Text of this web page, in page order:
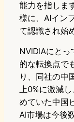
能力を指しま
様に、AIイン
て認識され始
NVIDIAにと
的な転換点で
り、同社の中
上0%に激減
めていた中国
AI市場は今後